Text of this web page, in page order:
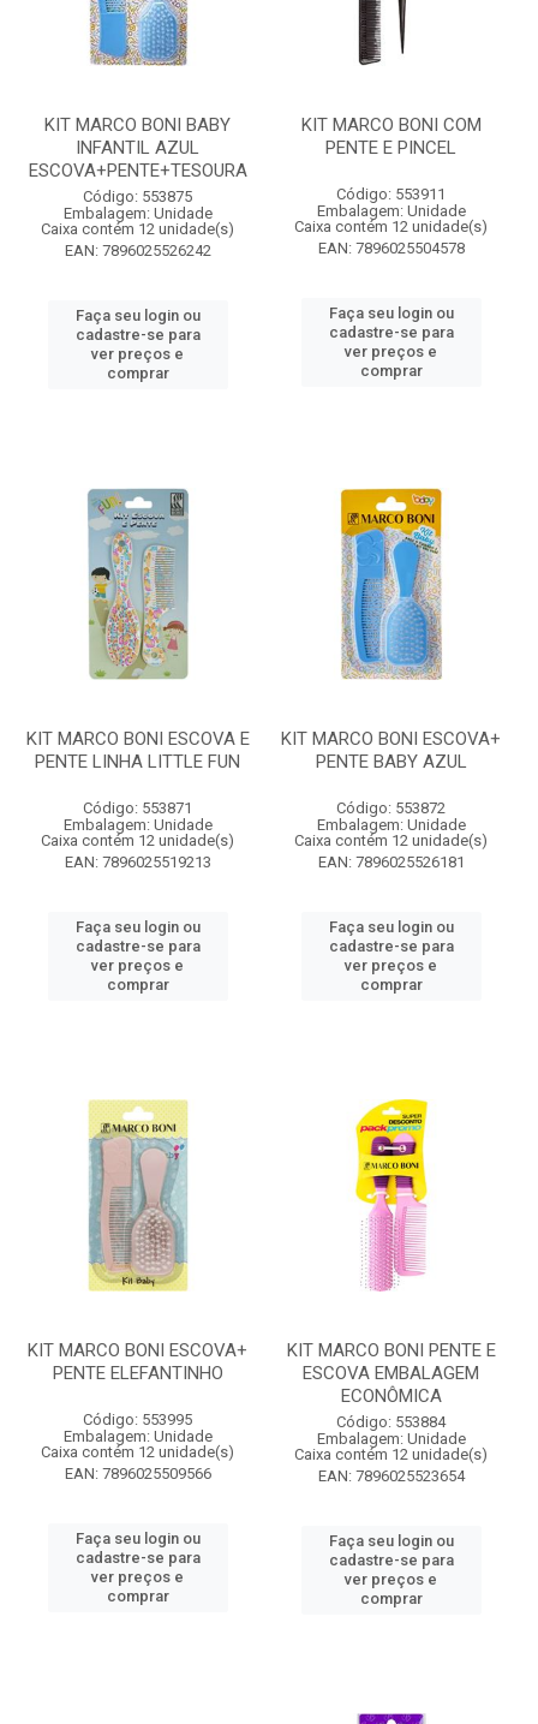
KIT MARCO BONI BABY
INFANTIL AZUL
ESCOVA+PENTE+TESOURA
Código: 553875
Embalagem: Unidade
Caixa contém 12 unidade(s)
EAN: 7896025526242
Faça seu login ou
cadastre-se para
ver preços e
comprar
KIT MARCO BONI COM
PENTE E PINCEL
Código: 553911
Embalagem: Unidade
Caixa contém 12 unidade(s)
EAN: 7896025504578
Faça seu login ou
cadastre-se para
ver preços e
comprar
KIT MARCO BONI ESCOVA E
PENTE LINHA LITTLE FUN
Código: 553871
Embalagem: Unidade
Caixa contém 12 unidade(s)
EAN: 7896025519213
Faça seu login ou
cadastre-se para
ver preços e
comprar
KIT MARCO BONI ESCOVA+
PENTE BABY AZUL
Código: 553872
Embalagem: Unidade
Caixa contém 12 unidade(s)
EAN: 7896025526181
Faça seu login ou
cadastre-se para
ver preços e
comprar
KIT MARCO BONI ESCOVA+
PENTE ELEFANTINHO
Código: 553995
Embalagem: Unidade
Caixa contém 12 unidade(s)
EAN: 7896025509566
Faça seu login ou
cadastre-se para
ver preços e
comprar
KIT MARCO BONI PENTE E
ESCOVA EMBALAGEM
ECONÔMICA
Código: 553884
Embalagem: Unidade
Caixa contém 12 unidade(s)
EAN: 7896025523654
Faça seu login ou
cadastre-se para
ver preços e
comprar